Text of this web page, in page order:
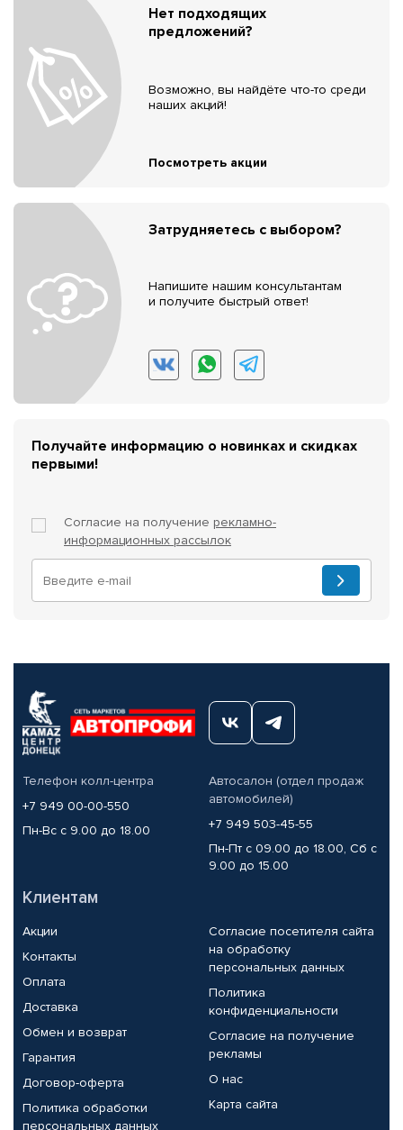
Нет подходящих
предложений?
Возможно, вы найдёте что-то среди
наших акций!
Посмотреть акции
Затрудняетесь с выбором?
Напишите нашим консультантам
и получите быстрый ответ!
Получайте информацию о новинках и скидках
первыми!
Согласие на получение рекламно-
информационных рассылок
Телефон колл-центра
+7 949 00-00-550
Пн-Вс с 9.00 до 18.00
Автосалон (отдел продаж
автомобилей)
+7 949 503-45-55
Пн-Пт с 09.00 до 18.00, Сб с
9.00 до 15.00
Клиентам
Акции
Контакты
Оплата
Доставка
Обмен и возврат
Гарантия
Договор-оферта
Политика обработки
персональных данных
Согласие посетителя сайта
на обработку
персональных данных
Политика
конфиденциальности
Согласие на получение
рекламы
О нас
Карта сайта